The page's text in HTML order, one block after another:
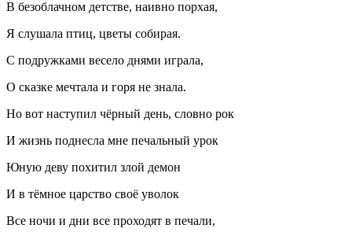
В безоблачном детстве, наивно порхая,
Я слушала птиц, цветы собирая.
С подружками весело днями играла,
О сказке мечтала и горя не знала.
Но вот наступил чёрный день, словно рок
И жизнь поднесла мне печальный урок
Юную деву похитил злой демон
И в тёмное царство своё уволок
Все ночи и дни все проходят в печали,